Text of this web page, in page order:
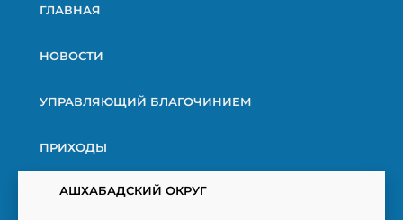
ГЛАВНАЯ
НОВОСТИ
УПРАВЛЯЮЩИЙ БЛАГОЧИНИЕМ
ПРИХОДЫ
АШХАБАДСКИЙ ОКРУГ